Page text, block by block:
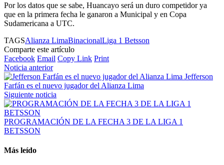
Por los datos que se sabe, Huancayo será un duro competidor ya
que en la primera fecha le ganaron a Municipal y en Copa
Sudamericana a UTC.
TAGSAlianza LimaBinacionalLiga 1 Betsson
Comparte este artículo
Facebook Email Copy Link Print
Noticia anterior
Jefferson
Farfán es el nuevo jugador del Alianza Lima
Siguiente noticia
PROGRAMACIÓN DE LA FECHA 3 DE LA LIGA 1
BETSSON
Más leído